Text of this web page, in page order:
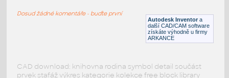
Lego 11946-DkAzure
Autodesk Inventor a
další CAD/CAM software
získáte výhodně u firmy
ARKANCE
Dosud žádné komentáře - buďte první
CAD download: knihovna rodina symbol detail součást
prvek stafáž výkres kategorie kolekce free block library